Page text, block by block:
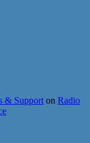
& Support on Radio